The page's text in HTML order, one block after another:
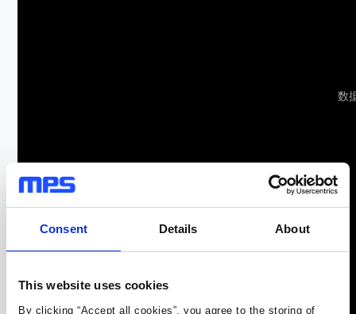
Consent Details About
This website uses cookies
By clicking “Accept all cookies”, you agree to the storing of
数